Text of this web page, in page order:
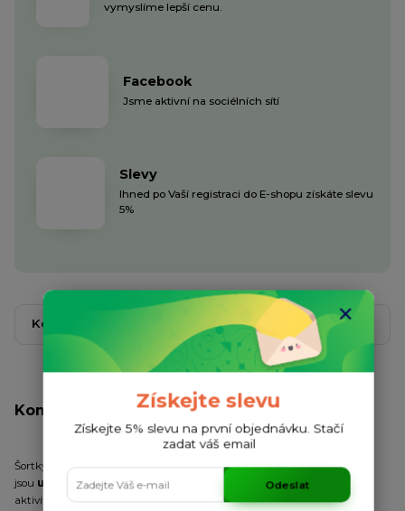
vymyslíme lepší cenu.
Facebook
Jsme aktivní na sociélních sítí
Slevy
Ihned po Vaší registraci do E-shopu získáte slevu
5%
Kompletní specifikace Komentáře
Kompletní specifikace
Šortky Vertical Black jsou pánské šortky ze 100% polyesteru, které
jsou ultra jemné, lehké, vzdušné,
a ideální na jakoukoliv sportovní
aktivitu. Jsou v černé barvě a kromě nápisu Gym Beam obsahují po
Získejte slevu
Získejte 5% slevu na první objednávku. Stačí
zadat váš email
Odeslat